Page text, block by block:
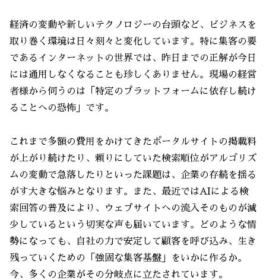
経済の変動や新しいテクノロジーの台頭など、ビジネスを
取り巻く環境は日々刻々と変化しています。特に集客の要
であるインターネットの世界では、昨日までの正解が今日
には通用しなくなることも珍しくありません。現場の経営
者様から伺うのは「特定のプラットフォームに依存し続け
ることへの恐怖」です。
これまで多額の費用をかけてきたポータルサイトの掲載料
が上がり続けたり、頼りにしていた検索順位がアルゴリズ
ムの変動で急落したりといった課題は、企業の存続を揺る
がす大きな悩みとなります。また、最近ではAIによる検
索回答の普及により、ウェブサイトへの流入そのものが減
少しているという切実な声も届いています。どのような情
勢になっても、自社の力で安定して顧客を呼び込み、生き
残っていくための「強固な集客基盤」をいかに作るか。
今、多くの企業がその分岐点に立たされています。